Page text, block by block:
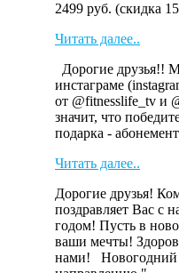
2499 руб. (скидка
Читать далее..
Дорогие друзья!!
инстаграме
от @fitnesslife_tv и
значит, что
подарка -
Читать далее..
Дорогие друзья!
поздравляет Вас с
годом! Пусть в
ваши мечты!
нами! Новогодний